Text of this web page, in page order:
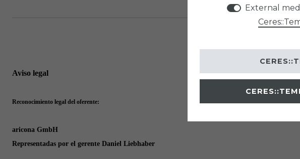
Aviso legal
Reconocimiento legal del oferente:
aricona GmbH
Representadas por el gerente Daniel Liebhaber
External